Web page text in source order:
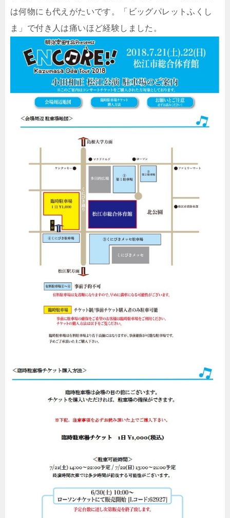
は何物にも代えがたいです。「ビッグパレットふくし
ま」で付き人は痛いほど経験しました。